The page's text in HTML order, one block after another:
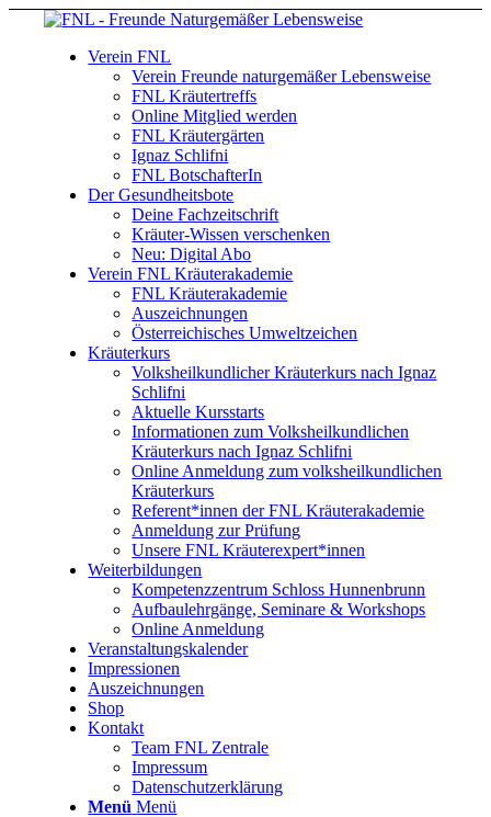
Verein FNL
Verein Freunde naturgemäßer Lebensweise
FNL Kräutertreffs
Online Mitglied werden
FNL Kräutergärten
Ignaz Schlifni
FNL BotschafterIn
Der Gesundheitsbote
Deine Fachzeitschrift
Kräuter-Wissen verschenken
Neu: Digital Abo
Verein FNL Kräuterakademie
FNL Kräuterakademie
Auszeichnungen
Österreichisches Umweltzeichen
Kräuterkurs
Volksheilkundlicher Kräuterkurs nach Ignaz
Schlifni
Aktuelle Kursstarts
Informationen zum Volksheilkundlichen
Kräuterkurs nach Ignaz Schlifni
Online Anmeldung zum volksheilkundlichen
Kräuterkurs
Referent*innen der FNL Kräuterakademie
Anmeldung zur Prüfung
Unsere FNL Kräuterexpert*innen
Weiterbildungen
Kompetenzzentrum Schloss Hunnenbrunn
Aufbaulehrgänge, Seminare & Workshops
Online Anmeldung
Veranstaltungskalender
Impressionen
Auszeichnungen
Shop
Kontakt
Team FNL Zentrale
Impressum
Datenschutzerklärung
Menü Menü